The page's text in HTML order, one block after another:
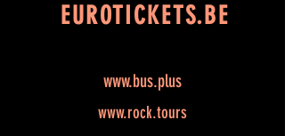
EUROTICKETS.BE
www.bus.plus
www.rock.tours